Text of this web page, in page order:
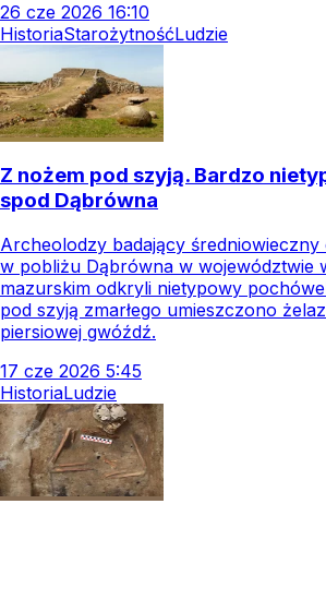
26 cze 2026 16:10
HistoriaStarożytnośćLudzie
Z nożem pod szyją. Bardzo
spod Dąbrówna
Archeolodzy badający średniowieczny
w pobliżu Dąbrówna w województwie
mazurskim odkryli nietypowy
pod szyją zmarłego umieszczono
piersiowej gwóźdź.
17 cze 2026 5:45
HistoriaLudzie